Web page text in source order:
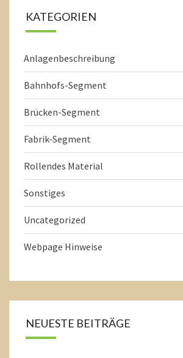
KATEGORIEN
Anlagenbeschreibung
Bahnhofs-Segment
Brücken-Segment
Fabrik-Segment
Rollendes Material
Sonstiges
Uncategorized
Webpage Hinweise
NEUESTE BEITRÄGE